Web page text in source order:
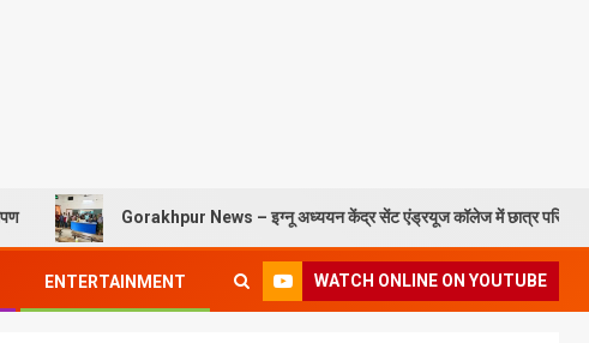
Gorakhpur News – इग्नू अध्ययन केंद्र सेंट एंड्रयूज कॉलेज में छात्र परिचय कार्यक्रम
ENTERTAINMENT WATCH ONLINE ON YOUTUBE